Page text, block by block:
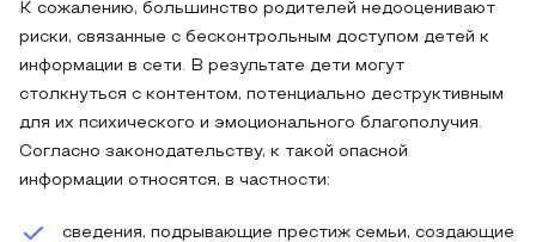
К сожалению, большинство родителей недооценивают
риски, связанные с бесконтрольным доступом детей к
информации в сети. В результате дети могут
столкнуться с контентом, потенциально деструктивным
для их психического и эмоционального благополучия.
Согласно законодательству, к такой опасной
информации относятся, в частности:
сведения, подрывающие престиж семьи, создающие